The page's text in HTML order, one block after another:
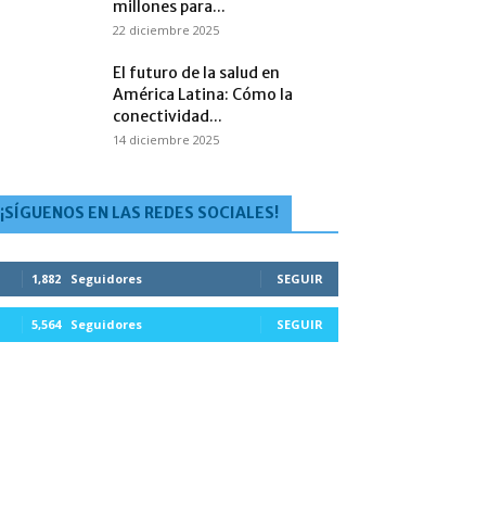
millones para...
22 diciembre 2025
El futuro de la salud en
América Latina: Cómo la
conectividad...
14 diciembre 2025
¡SÍGUENOS EN LAS REDES SOCIALES!
1,882 Seguidores SEGUIR
5,564 Seguidores SEGUIR